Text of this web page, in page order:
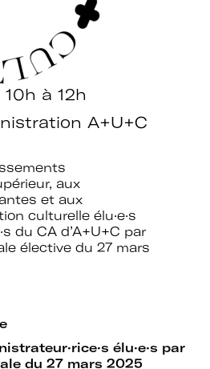
10h à 12h
A+U+C
aux
et aux
culturelle élu·e·s
du CA d’A+U+C par
élective du 27 mars
élu·e·s par
du 27 mars 2025